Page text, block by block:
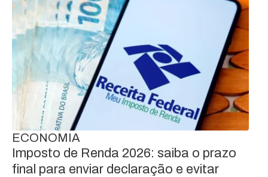
ECONOMIA
Imposto de Renda 2026: saiba o prazo
final para enviar declaração e evitar